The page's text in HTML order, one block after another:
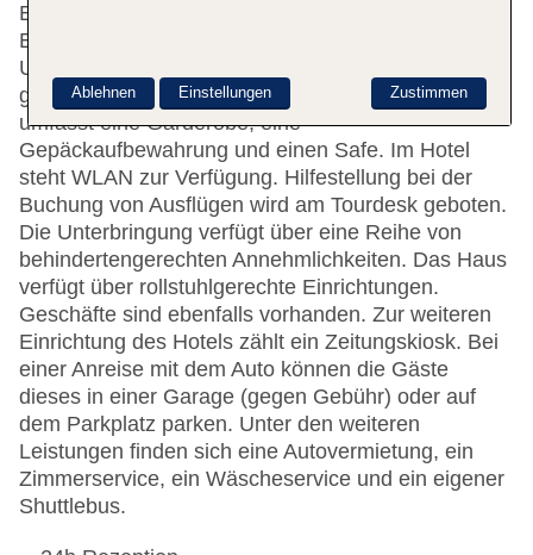
Etagen und sind über einen Aufzug erreichbar.
Englischsprachiges Personal an der rund um die
Uhr besetzten Rezeption im Empfangsbereich ist
gerne bei allen Fragen behilflich. Die Einrichtung
umfasst eine Garderobe, eine
Gepäckaufbewahrung und einen Safe. Im Hotel
steht WLAN zur Verfügung. Hilfestellung bei der
Buchung von Ausflügen wird am Tourdesk geboten.
Die Unterbringung verfügt über eine Reihe von
behindertengerechten Annehmlichkeiten. Das Haus
verfügt über rollstuhlgerechte Einrichtungen.
Geschäfte sind ebenfalls vorhanden. Zur weiteren
Einrichtung des Hotels zählt ein Zeitungskiosk. Bei
einer Anreise mit dem Auto können die Gäste
dieses in einer Garage (gegen Gebühr) oder auf
dem Parkplatz parken. Unter den weiteren
Leistungen finden sich eine Autovermietung, ein
Zimmerservice, ein Wäscheservice und ein eigener
Shuttlebus.
Zustimmen
Ablehnen Einstellungen